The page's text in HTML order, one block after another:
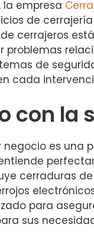
la empresa
de
cerrajeros
problemas
de
cada
con la
es una
cerraduras
para
sus